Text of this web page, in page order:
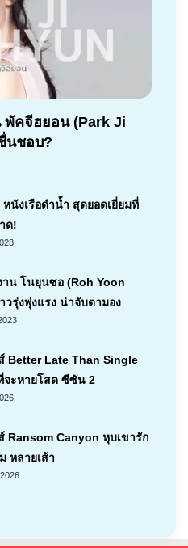
พัคจีฮยอน (Park Ji
นชอบ?
หนังเรือดำน้ำ สุดยอดเยี่ยมที่
ด!
าน โนยุนซอ (Roh Yoon
วรุ่งพุ่งแรง น่าจับตามอง
Better Late Than Single
จะหายโสด ซีซัน 2
Ransom Canyon หุบเขารัก
หลายเส้า